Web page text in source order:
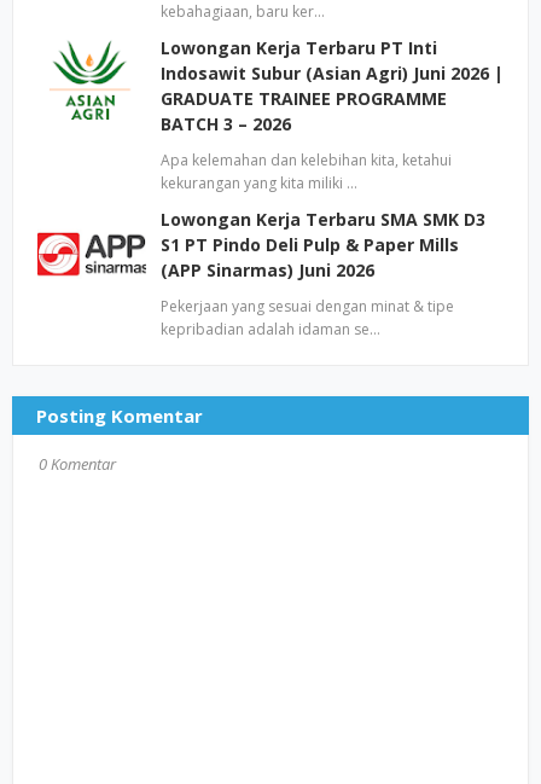
kebahagiaan, baru ker…
Lowongan Kerja Terbaru PT Inti
Indosawit Subur (Asian Agri) Juni 2026 |
GRADUATE TRAINEE PROGRAMME
BATCH 3 – 2026
Apa kelemahan dan kelebihan kita, ketahui
kekurangan yang kita miliki …
Lowongan Kerja Terbaru SMA SMK D3
S1 PT Pindo Deli Pulp & Paper Mills
(APP Sinarmas) Juni 2026
Pekerjaan yang sesuai dengan minat & tipe
kepribadian adalah idaman se…
Posting Komentar
0 Komentar